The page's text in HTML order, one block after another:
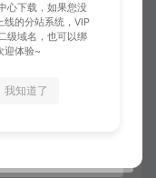
位移距离
心下载，如果您没
线的分站系统，VIP
级域名，也可以绑
迎体验~
我知道了